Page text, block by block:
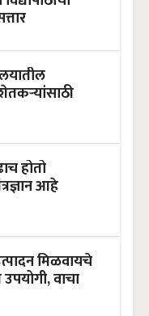
होतो
आहे
मिळवायचे
वाचा